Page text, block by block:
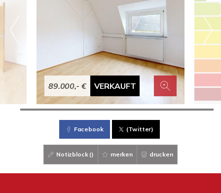
89.000,- € VERKAUFT
Facebook (Twitter)
Notizblock () merken drucken